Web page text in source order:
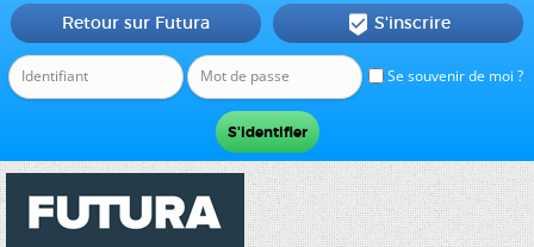
Se souvenir de moi ?
Retour sur Futura  S'inscrire